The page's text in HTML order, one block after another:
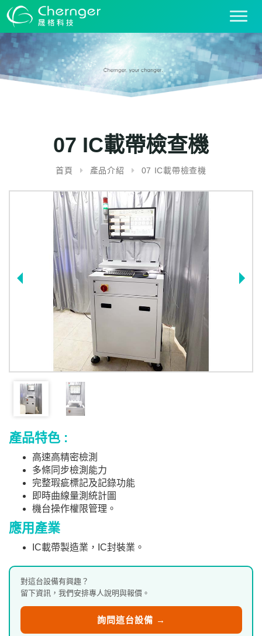
T
o
g
l
e
i
07 IC載帶檢查機
首頁 產品介紹 07 IC載帶檢查機
產品特色 :
高速高精密檢測
多條同步檢測能力
完整瑕疵標記及記錄功能
即時曲線量測統計圖
機台操作權限管理。
應用產業
IC載帶製造業，IC封裝業。
對這台設備有興趣？
留下資訊，我們安排專人說明與報價。
詢問這台設備 →